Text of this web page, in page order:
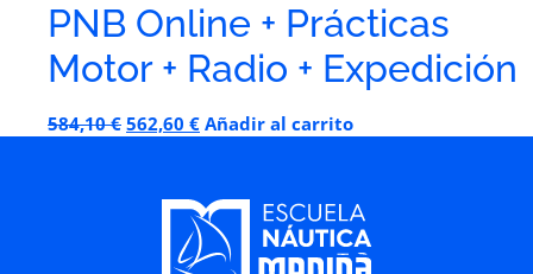
PNB Online + Prácticas
Motor + Radio + Expedición
584,10€ 562,60 € Añadir al carrito